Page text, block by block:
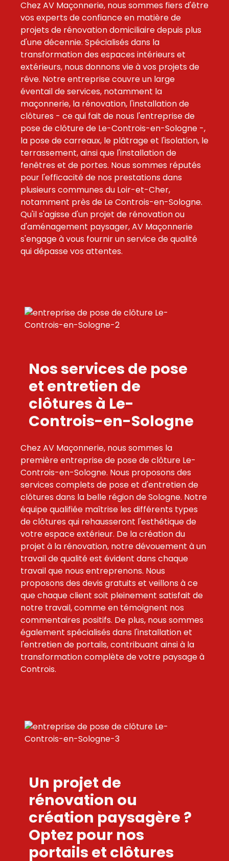
Chez AV Maçonnerie, nous sommes fiers d'être
vos experts de confiance en matière de
projets de rénovation domiciliaire depuis plus
d'une décennie. Spécialisés dans la
transformation des espaces intérieurs et
extérieurs, nous donnons vie à vos projets de
rêve. Notre entreprise couvre un large
éventail de services, notamment la
maçonnerie, la rénovation, l'installation de
clôtures - ce qui fait de nous l'entreprise de
pose de clôture de Le-Controis-en-Sologne -,
la pose de carreaux, le plâtrage et l'isolation, le
terrassement, ainsi que l'installation de
fenêtres et de portes. Nous sommes réputés
pour l'efficacité de nos prestations dans
plusieurs communes du Loir-et-Cher,
notamment près de Le Controis-en-Sologne.
Qu'il s'agisse d'un projet de rénovation ou
d'aménagement paysager, AV Maçonnerie
s'engage à vous fournir un service de qualité
qui dépasse vos attentes.
Nos services de pose
et entretien de
clôtures à Le-
Controis-en-Sologne
Chez AV Maçonnerie, nous sommes la
première entreprise de pose de clôture Le-
Controis-en-Sologne. Nous proposons des
services complets de pose et d'entretien de
clôtures dans la belle région de Sologne. Notre
équipe qualifiée maîtrise les différents types
de clôtures qui rehausseront l'esthétique de
votre espace extérieur. De la création du
projet à la rénovation, notre dévouement à un
travail de qualité est évident dans chaque
travail que nous entreprenons. Nous
proposons des devis gratuits et veillons à ce
que chaque client soit pleinement satisfait de
notre travail, comme en témoignent nos
commentaires positifs. De plus, nous sommes
également spécialisés dans l'installation et
l'entretien de portails, contribuant ainsi à la
transformation complète de votre paysage à
Controis.
Un projet de
rénovation ou
création paysagère ?
Optez pour nos
portails et clôtures